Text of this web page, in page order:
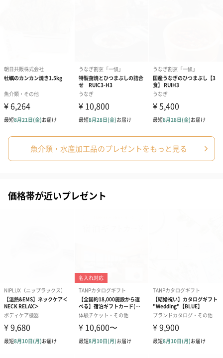
魚介類・水産加工品のプレゼントをもっと見る
価格帯が近いプレゼント